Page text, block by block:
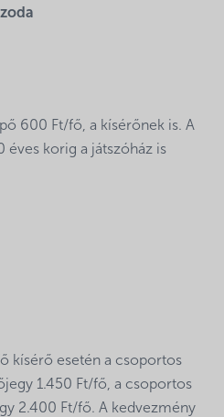
600 Ft/fő, a kísérőnek is. A
éves korig a játszóház is
kísérő esetén a csoportos
1.450 Ft/fő, a csoportos
2.400 Ft/fő. A kedvezmény